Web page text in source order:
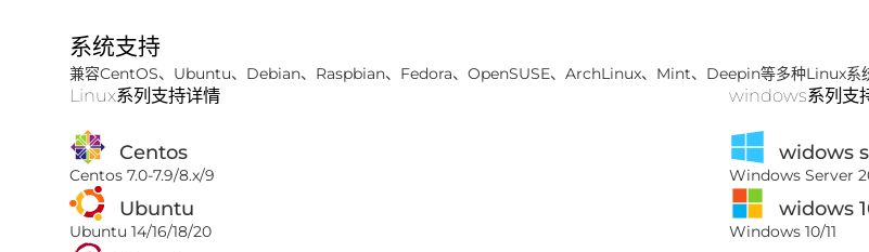
系统支持
兼容CentOS、Ubuntu、Debian、Raspbian、Fedora、OpenSUSE、ArchLinux、Mint、Deepin等多种Linux系
Linux系列支持详情
Centos
Centos 7.0-7.9/8.x/9
Ubuntu
Ubuntu 14/16/18/20
windows系列支
widows
Windows Server
widows
Windows 10/11